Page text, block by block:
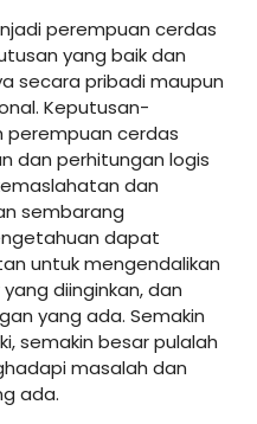
perempuan cerdas
yang baik dan
secara pribadi maupun
Keputusan-
perempuan cerdas
dan perhitungan logis
dan
sembarang
dapat
untuk mengendalikan
diinginkan, dan
yang ada. Semakin
semakin besar pulalah
masalah dan
ada.